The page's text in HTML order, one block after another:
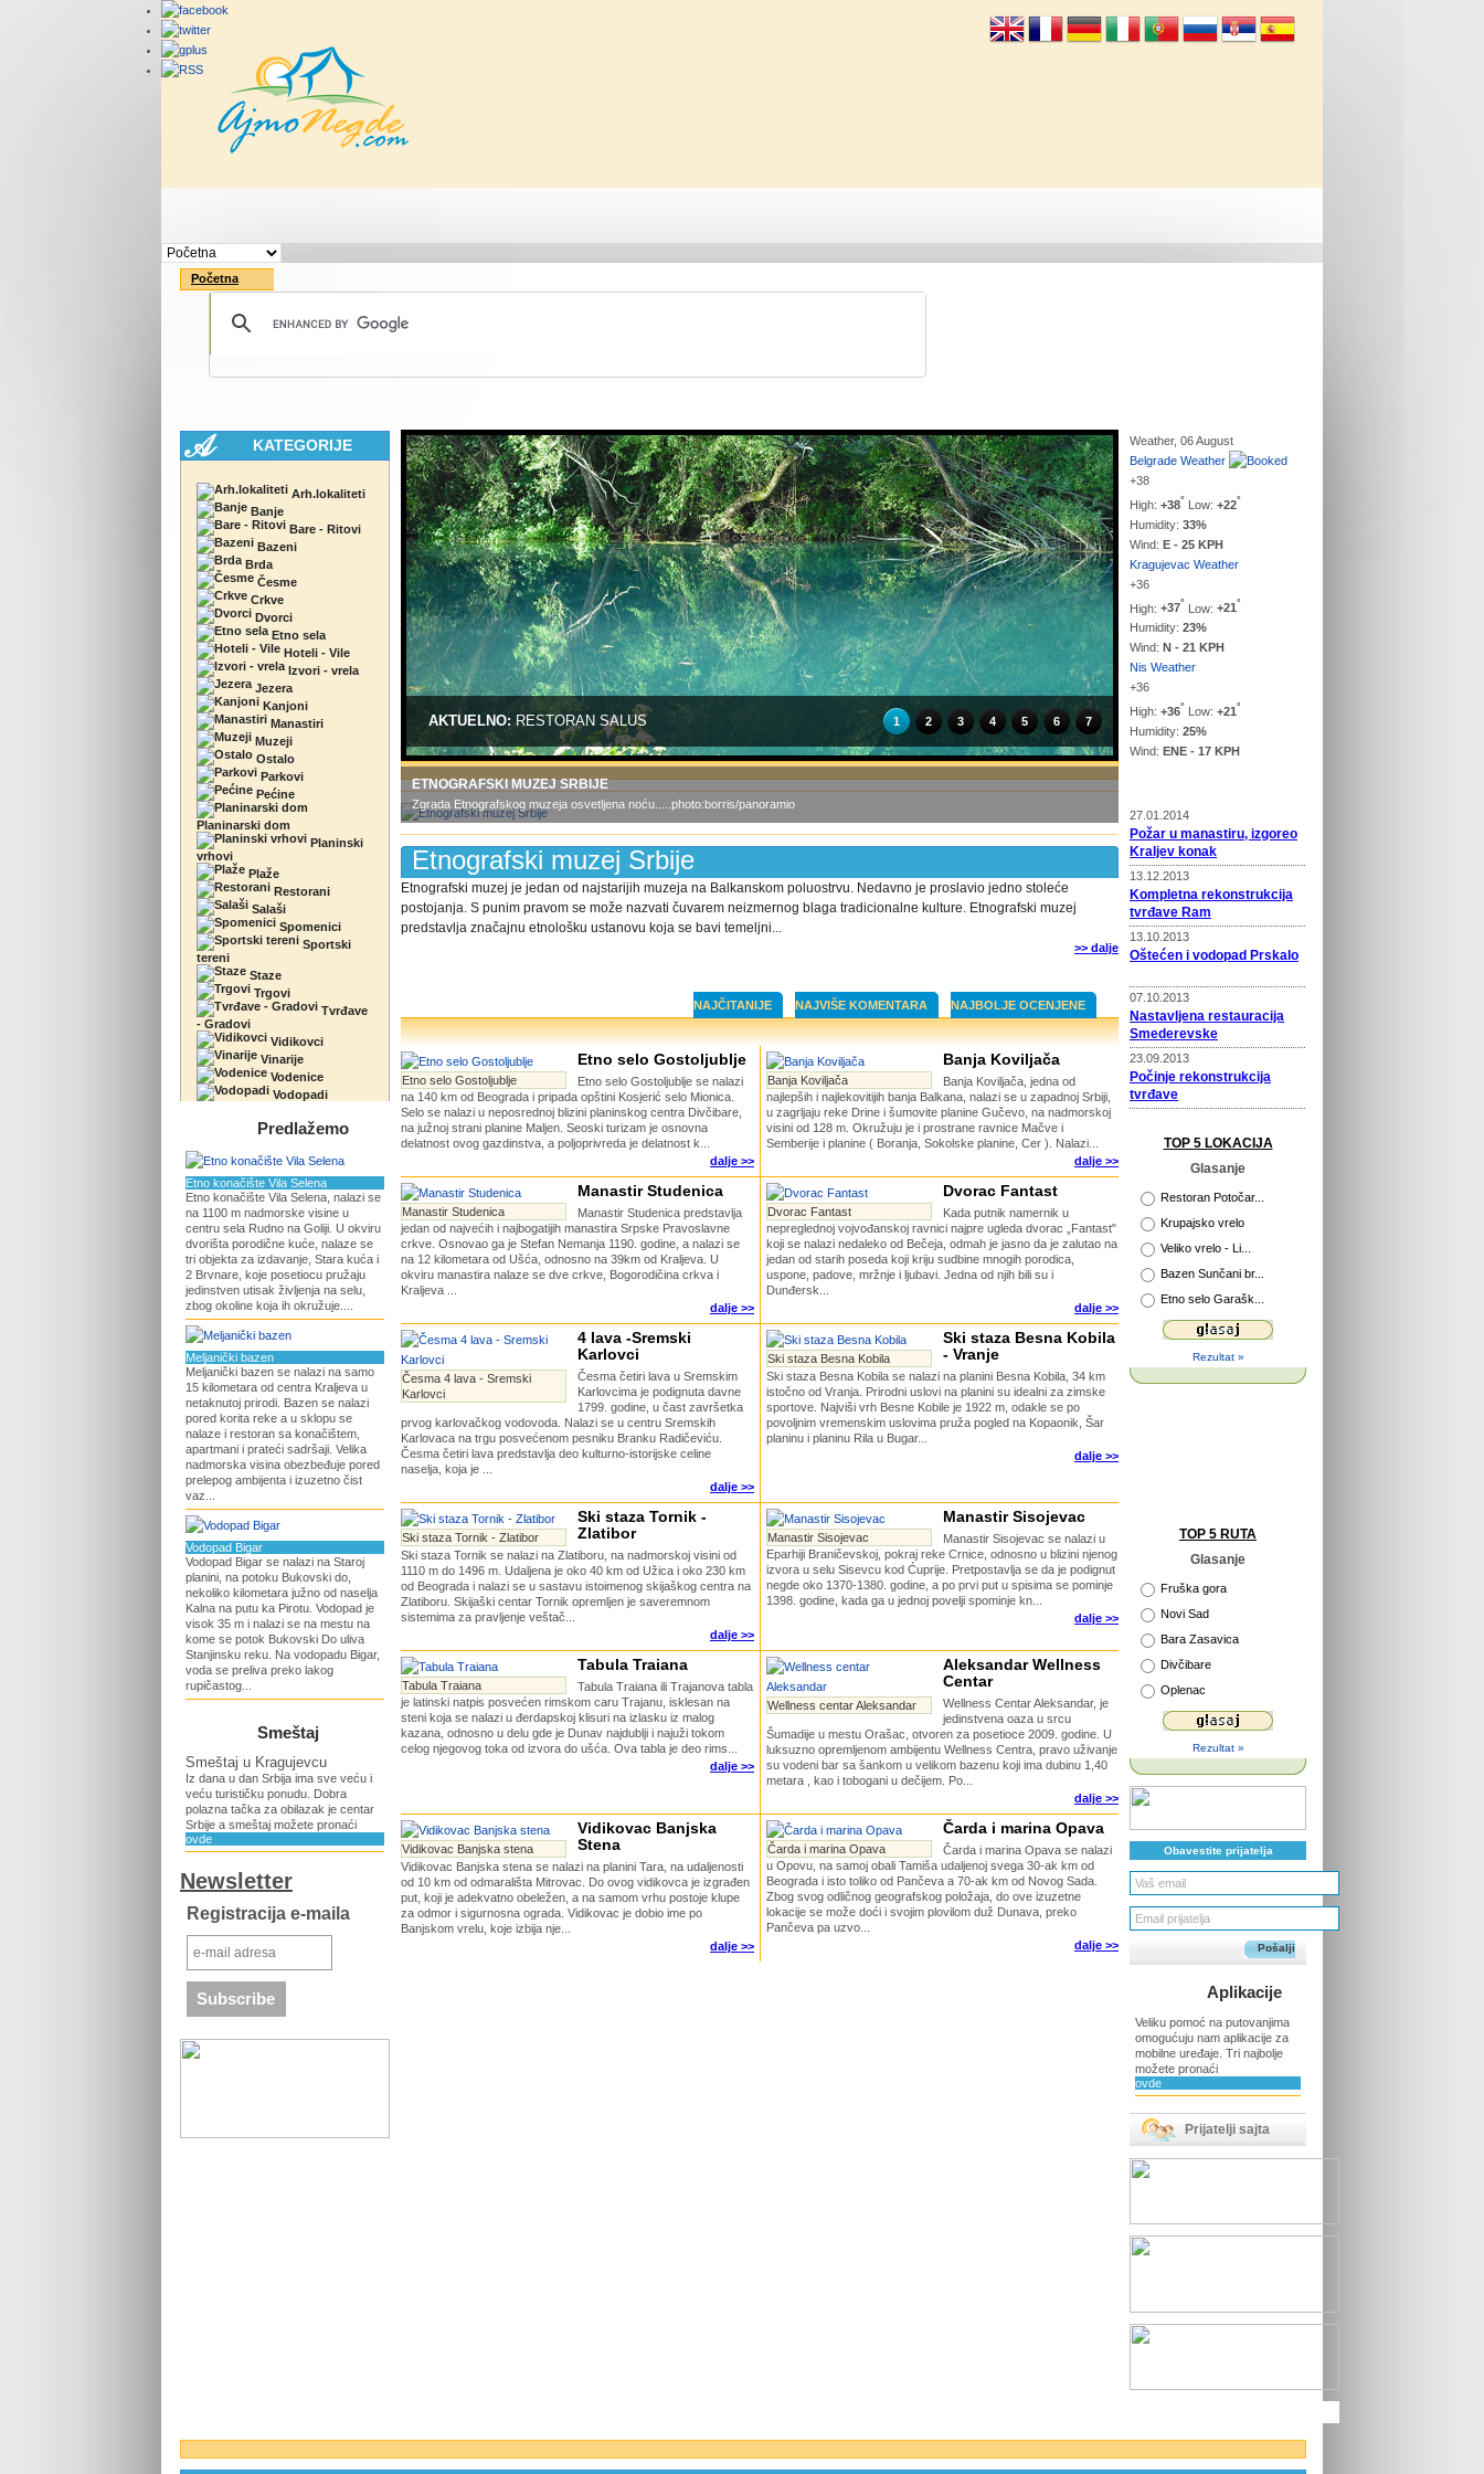
Početna
KATEGORIJE
Arh.lokaliteti
Banje
Bare - Ritovi
Bazeni
Brda
Česme
Crkve
Dvorci
Etno sela
Hoteli - Vile
Izvori - vrela
Jezera
Kanjoni
Manastiri
Muzeji
Ostalo
Parkovi
Pećine
Planinarski dom
Planinski
vrhovi
Plaže
Restorani
Salaši
Spomenici
Sportski
tereni
Staze
Trgovi
Tvrđave
- Gradovi
Vidikovci
Vinarije
Vodenice
Vodopadi
Predlažemo
Etno konačište Vila Selena
Etno konačište Vila Selena, nalazi se
na 1100 m nadmorske visine u
centru sela Rudno na Goliji. U okviru
dvorišta porodične kuće, nalaze se
tri objekta za izdavanje, Stara kuća i
2 Brvnare, koje posetiocu pružaju
jedinstven utisak življenja na selu,
zbog okoline koja ih okružuje....
Meljanički bazen
Meljanički bazen se nalazi na samo
15 kilometara od centra Kraljeva u
netaknutoj prirodi. Bazen se nalazi
pored korita reke a u sklopu se
nalaze i restoran sa konačištem,
apartmani i prateći sadršaji. Velika
nadmorska visina obezbeđuje pored
prelepog ambijenta i izuzetno čist
vaz...
Vodopad Bigar
Vodopad Bigar se nalazi na Staroj
planini, na potoku Bukovski do,
nekoliko kilometara južno od naselja
Kalna na putu ka Pirotu. Vodopad je
visok 35 m i nalazi se na mestu na
kome se potok Bukovski Do uliva
Stanjinsku reku. Na vodopadu Bigar,
voda se preliva preko lakog
rupičastog...
Smeštaj
Smeštaj u Kragujevcu
Iz dana u dan Srbija ima sve veću i
veću turističku ponudu. Dobra
polazna tačka za obilazak je centar
Srbije a smeštaj možete pronaći
ovde
Newsletter
Registracija e-maila
AKTUELNO:RESTORAN SALUS 1 2 3 4 5 6 7
ETNOGRAFSKI MUZEJ SRBIJE
Zgrada Etnografskog muzeja osvetljena noću.....photo:borris/panoramio
Etnografski muzej Srbije
Etnografski muzej je jedan od najstarijih muzeja na Balkanskom poluostrvu. Nedavno je proslavio jedno stoleće
postojanja. S punim pravom se može nazvati čuvarem neizmernog blaga tradicionalne kulture. Etnografski muzej
predstavlja značajnu etnološku ustanovu koja se bavi temeljni...
>> dalje
NAJČITANIJE NAJVIŠE KOMENTARA NAJBOLJE OCENJENE
Etno selo Gostoljublje
Etno selo Gostoljublje
Etno selo Gostoljublje se nalazi
na 140 km od Beograda i pripada opštini Kosjerić selo Mionica.
Selo se nalazi u neposrednoj blizini planinskog centra Divčibare,
na južnoj strani planine Maljen. Seoski turizam je osnovna
delatnost ovog gazdinstva, a poljoprivreda je delatnost k...
dalje >>
Banja Koviljača
Banja Koviljača
Banja Koviljača, jedna od
najlepših i najlekovitijih banja Balkana, nalazi se u zapadnoj Srbiji,
u zagrljaju reke Drine i šumovite planine Gučevo, na nadmorskoj
visini od 128 m. Okružuju je i prostrane ravnice Mačve i
Semberije i planine ( Boranja, Sokolske planine, Cer ). Nalazi...
dalje >>
Manastir Studenica
Manastir Studenica
Manastir Studenica predstavlja
jedan od najvećih i najbogatijih manastira Srpske Pravoslavne
crkve. Osnovao ga je Stefan Nemanja 1190. godine, a nalazi se
na 12 kilometara od Ušća, odnosno na 39km od Kraljeva. U
okviru manastira nalaze se dve crkve, Bogorodičina crkva i
Kraljeva ...
dalje >>
Dvorac Fantast
Dvorac Fantast
Kada putnik namernik u
nepreglednoj vojvođanskoj ravnici najpre ugleda dvorac „Fantast"
koji se nalazi nedaleko od Bečeja, odmah je jasno da je zalutao na
jedan od starih poseda koji kriju sudbine mnogih porodica,
uspone, padove, mržnje i ljubavi. Jedna od njih bili su i
Dunđersk...
dalje >>
Česma 4 lava - Sremski
Karlovci
4 lava -Sremski
Karlovci
Česma četiri lava u Sremskim
Karlovcima je podignuta davne
1799. godine, u čast završetka
prvog karlovačkog vodovoda. Nalazi se u centru Sremskih
Karlovaca na trgu posvećenom pesniku Branku Radičeviću.
Česma četiri lava predstavlja deo kulturno-istorijske celine
naselja, koja je ...
dalje >>
Ski staza Besna Kobila
Ski staza Besna Kobila
- Vranje
Ski staza Besna Kobila se nalazi na planini Besna Kobila, 34 km
istočno od Vranja. Prirodni uslovi na planini su idealni za zimske
sportove. Najviši vrh Besne Kobile je 1922 m, odakle se po
povoljnim vremenskim uslovima pruža pogled na Kopaonik, Šar
planinu i planinu Rila u Bugar...
dalje >>
Ski staza Tornik - Zlatibor
Ski staza Tornik -
Zlatibor
Ski staza Tornik se nalazi na Zlatiboru, na nadmorskoj visini od
1110 m do 1496 m. Udaljena je oko 40 km od Užica i oko 230 km
od Beograda i nalazi se u sastavu istoimenog skijaškog centra na
Zlatiboru. Skijaški centar Tornik opremljen je saveremnom
sistemima za pravljenje veštač...
dalje >>
Manastir Sisojevac
Manastir Sisojevac
Manastir Sisojevac se nalazi u
Eparhiji Braničevskoj, pokraj reke Crnice, odnosno u blizini njenog
izvora u selu Sisevcu kod Ćuprije. Pretpostavlja se da je podignut
negde oko 1370-1380. godine, a po prvi put u spisima se pominje
1398. godine, kada ga u jednoj povelji spominje kn...
dalje >>
Tabula Traiana
Tabula Traiana
Tabula Traiana ili Trajanova tabla
je latinski natpis posvećen rimskom caru Trajanu, isklesan na
steni koja se nalazi u đerdapskoj klisuri na izlasku iz malog
kazana, odnosno u delu gde je Dunav najdublji i najuži tokom
celog njegovog toka od izvora do ušća. Ova tabla je deo rims...
dalje >>
Wellness centar Aleksandar
Aleksandar Wellness
Centar
Wellness Centar Aleksandar, je
jedinstvena oaza u srcu
Šumadije u mestu Orašac, otvoren za posetioce 2009. godine. U
luksuzno opremljenom ambijentu Wellness Centra, pravo uživanje
su vodeni bar sa šankom u velikom bazenu koji ima dubinu 1,40
metara , kao i tobogani u dečijem. Po...
dalje >>
Vidikovac Banjska stena
Vidikovac Banjska
Stena
Vidikovac Banjska stena se nalazi na planini Tara, na udaljenosti
od 10 km od odmarališta Mitrovac. Do ovog vidikovca je izgrađen
put, koji je adekvatno obeležen, a na samom vrhu postoje klupe
za odmor i sigurnosna ograda. Vidikovac je dobio ime po
Banjskom vrelu, koje izbija nje...
dalje >>
Čarda i marina Opava
Čarda i marina Opava
Čarda i marina Opava se nalazi
u Opovu, na samoj obali Tamiša udaljenoj svega 30-ak km od
Beograda i isto toliko od Pančeva a 70-ak km od Novog Sada.
Zbog svog odličnog geografskog položaja, do ove izuzetne
lokacije se može doći i svojim plovilom duž Dunava, preko
Pančeva pa uzvo...
dalje >>
Weather, 06 August
Belgrade Weather
+38
High: +38° Low: +22°
Humidity: 33%
Wind: E - 25 KPH
Kragujevac Weather
+36
High: +37° Low: +21 °
Humidity: 23%
Wind: N - 21 KPH
Nis Weather
+36
High: +36° Low: +21°
Humidity: 25%
Wind: ENE - 17 KPH
27.01.2014
Požar u manastiru, izgoreo
Kraljev konak
13.12.2013
Kompletna rekonstrukcija
tvrđave Ram
13.10.2013
Oštećen i vodopad Prskalo
07.10.2013
Nastavljena restauracija
Smederevske
23.09.2013
Počinje rekonstrukcija
tvrđave
Prošireni kapaciteti Vile
Novi putokazi na Rajcu
29.04.2013
Otvorena platforma za
razgledanje
26.04.2013
115 godina Velikog Parka u
Kragujevcu
Počinje obnova tvrđave
TOP 5 LOKACIJA
Glasanje
Restoran Potočar...
Krupajsko vrelo
Veliko vrelo - Li...
Bazen Sunčani br...
Etno selo Garašk...
Rezultat »
TOP 5 RUTA
Glasanje
Fruška gora
Novi Sad
Bara Zasavica
Divčibare
Oplenac
Rezultat »
Obavestite prijatelja
Pošalji
Aplikacije
Veliku pomoć na putovanjima
omogućuju nam aplikacije za
mobilne uređaje. Tri najbolje
možete pronaći
ovde
Prijatelji sajta